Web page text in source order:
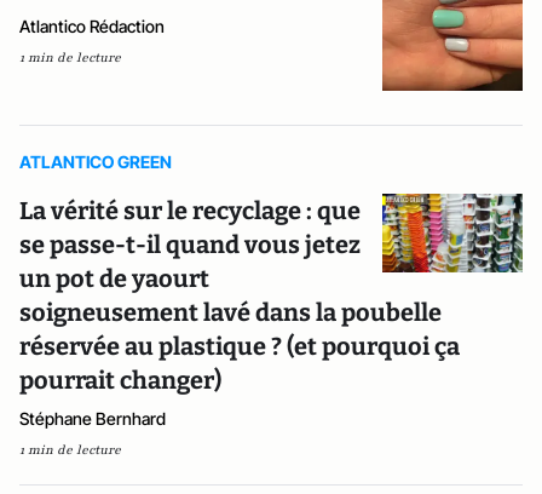
Atlantico Rédaction
1 min de lecture
ATLANTICO GREEN
La vérité sur le recyclage : que
se passe-t-il quand vous jetez
un pot de yaourt
soigneusement lavé dans la poubelle
réservée au plastique ? (et pourquoi ça
pourrait changer)
Stéphane Bernhard
1 min de lecture